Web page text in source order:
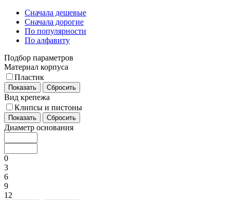
Сначала дешевые
Сначала дорогие
По популярности
По алфавиту
Подбор параметров
Материал корпуса
Пластик
Показать Сбросить
Вид крепежа
Клипсы и пистоны
Показать Сбросить
Диаметр основания
0
3
6
9
12